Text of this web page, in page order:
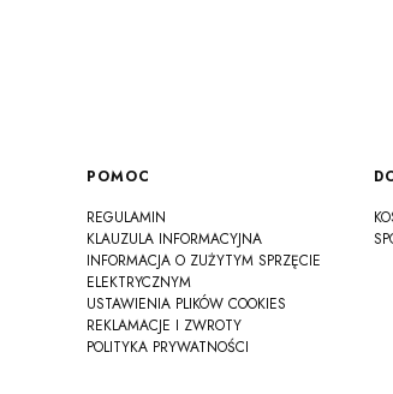
Linki w stopce
POMOC
REGULAMIN
KLAUZULA INFORMACYJNA
INFORMACJA O ZUŻYTYM SPRZĘCIE
ELEKTRYCZNYM
USTAWIENIA PLIKÓW COOKIES
REKLAMACJE I ZWROTY
POLITYKA PRYWATNOŚCI